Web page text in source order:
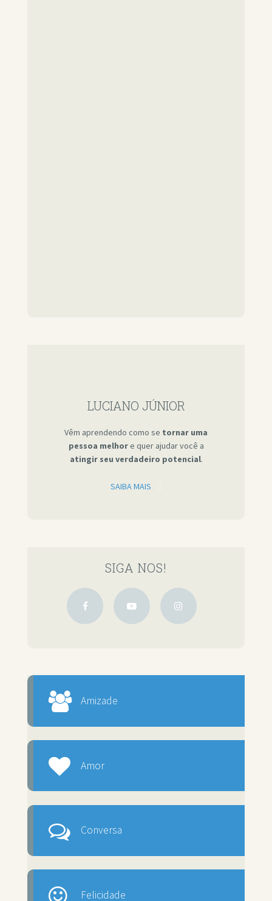
LUCIANO JÚNIOR
Vêm aprendendo como se tornar uma
pessoa melhore quer ajudar você a
atingir seu verdadeiro potencial.
SAIBA MAIS
SIGA NOS!
Amizade
Amor
Conversa
Felicidade